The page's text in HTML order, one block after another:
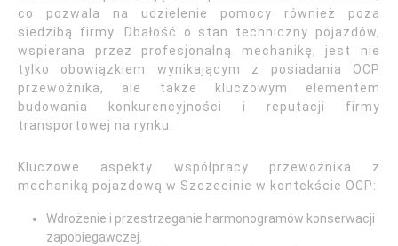
co pozwala na udzielenie pomocy również poza
siedzibą firmy. Dbałość o stan techniczny pojazdów,
wspierana przez profesjonalną mechanikę, jest nie
tylko obowiązkiem wynikającym z posiadania OCP
przewoźnika, ale także kluczowym elementem
budowania konkurencyjności i reputacji firmy
transportowej na rynku.
Kluczowe aspekty współpracy przewoźnika z
mechaniką pojazdową w Szczecinie w kontekście OCP:
Wdrożenie i przestrzeganie harmonogramów konserwacji
zapobiegawczej.